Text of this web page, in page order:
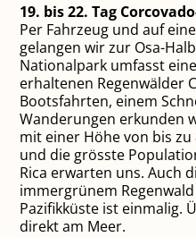
19. bis 22. Tag
Per Fahrzeug und auf
gelangen wir zur Osa-
Nationalpark umfasst
erhaltenen Regenwälder
Bootsfahrten, einem
Wanderungen erkunden
mit einer Höhe von bis zu
und die grösste
Rica erwarten uns. Auch
immergrünem
Pazifikküste ist einmalig.
direkt am Meer.